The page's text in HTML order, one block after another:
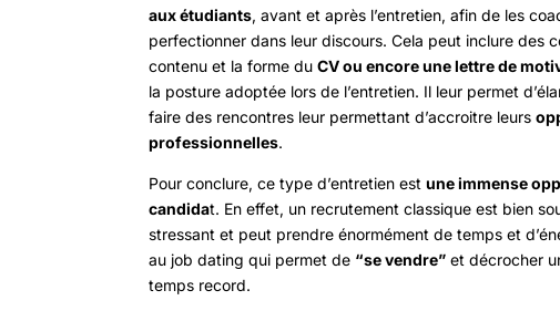
aux étudiants, avant et après l’entretien, afin de les
perfectionner dans leur discours. Cela peut inclure des
contenu et la forme duCV ou encore une lettre de
la posture adoptée lors de l’entretien. Il leur permet
faire des rencontres leur permettant d’accroitre leurs
professionnelles.
Pour conclure, ce type d’entretien estune immense
candidat. En effet, un recrutement classique est bien
stressant et peut prendre énormément de temps et
au job dating qui permet de “se vendre” et décrocher
temps record.